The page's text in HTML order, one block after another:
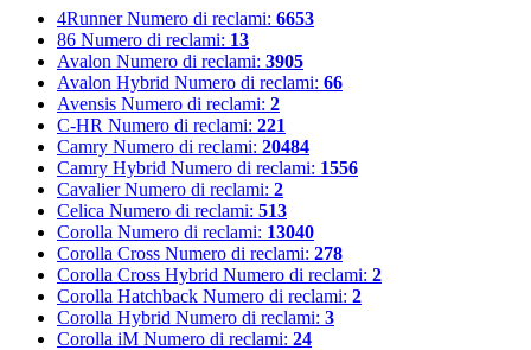
4Runner Numero di reclami: 6653
86 Numero di reclami: 13
Avalon Numero di reclami: 3905
Avalon Hybrid Numero di reclami: 66
Avensis Numero di reclami: 2
C-HR Numero di reclami: 221
Camry Numero di reclami: 20484
Camry Hybrid Numero di reclami: 1556
Cavalier Numero di reclami: 2
Celica Numero di reclami: 513
Corolla Numero di reclami: 13040
Corolla Cross Numero di reclami: 278
Corolla Cross Hybrid Numero di reclami: 2
Corolla Hatchback Numero di reclami: 2
Corolla Hybrid Numero di reclami: 3
Corolla iM Numero di reclami: 24